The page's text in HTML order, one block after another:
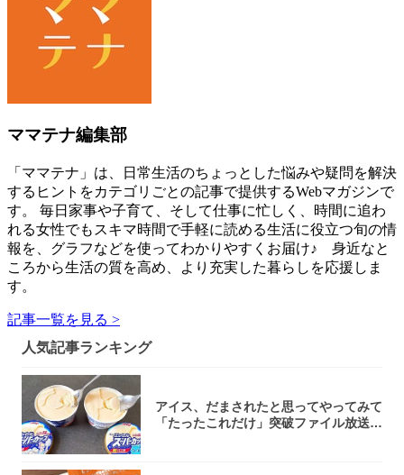
ママテナ編集部
「ママテナ」は、日常生活のちょっとした悩みや疑問を解決
するヒントをカテゴリごとの記事で提供するWebマガジンで
す。 毎日家事や子育て、そして仕事に忙しく、時間に追わ
れる女性でもスキマ時間で手軽に読める生活に役立つ旬の情
報を、グラフなどを使ってわかりやすくお届け♪ 身近なと
ころから生活の質を高め、より充実した暮らしを応援しま
す。
記事一覧を見る >
人気記事ランキング
アイス、だまされたと思ってやってみて
「たったこれだけ」突破ファイル放送で